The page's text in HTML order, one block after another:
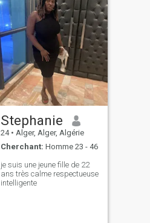
Stephanie
24 • Alger, Alger, Algérie
Cherchant: Homme 23 - 46
je suis une jeune fille de 22
ans très calme respectueuse
intelligente